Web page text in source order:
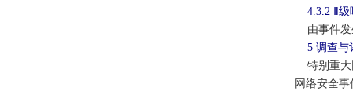
4.3.2 Ⅱ
由事件发
5 调查与
特别重大
网络安全